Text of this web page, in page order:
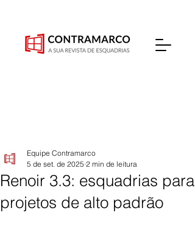
Renoir 3.3: esquadrias para
projetos de alto padrão
Equipe Contramarco
5 de set. de 2025 2 min de leitura